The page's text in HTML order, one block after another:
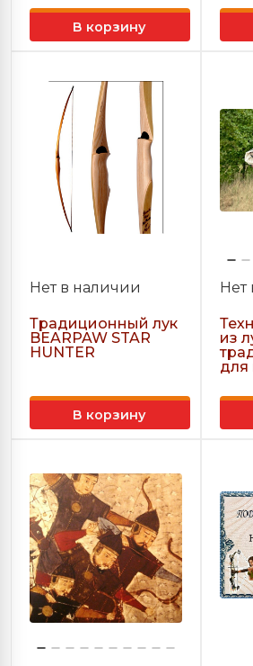
В корзину
Нет в наличии
Традиционный лук
BEARPAW STAR
HUNTER
В корзину
Нет
из
для